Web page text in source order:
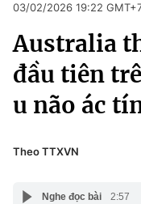
Chuyên mục
Chính trị
Xã hội
Pháp luật
Pháp luật
Kinh tế
Thể thao
Truyền hình
Văn hóa - Giải
03/02/2026 19:22
Australia
đầu tiên
u não ác
Theo TTXVN
Nghe đọc bài 2:57